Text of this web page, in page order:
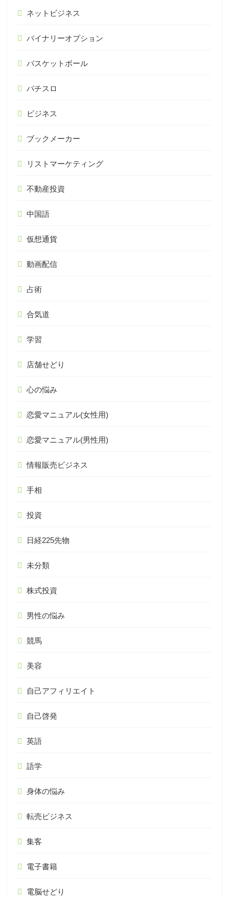
ネットビジネス
バイナリーオプション
バスケットボール
パチスロ
ビジネス
ブックメーカー
リストマーケティング
不動産投資
中国語
仮想通貨
動画配信
占術
合気道
学習
店舗せどり
心の悩み
恋愛マニュアル(女性用)
恋愛マニュアル(男性用)
情報販売ビジネス
手相
投資
日経225先物
未分類
株式投資
男性の悩み
競馬
美容
自己アフィリエイト
自己啓発
英語
語学
身体の悩み
転売ビジネス
集客
電子書籍
電脳せどり